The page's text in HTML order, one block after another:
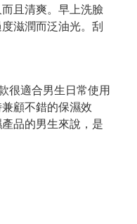
且清爽。早上洗臉
滋潤而泛油光。刮
很適合男生日常使用
顧不錯的保濕效
品的男生來說，是